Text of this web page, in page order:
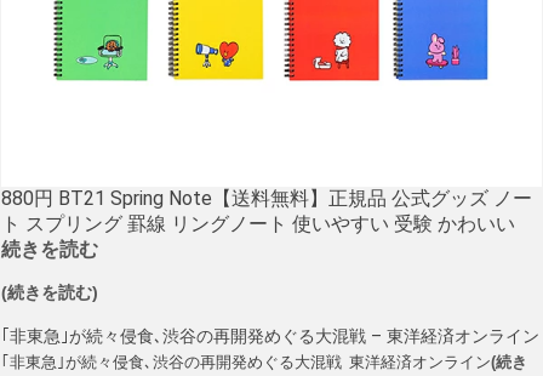
880円 BT21 Spring Note【送料無料】正規品 公式グッズ ノー
ト スプリング 罫線 リングノート 使いやすい 受験 かわいい
続きを読む
(続きを読む)
｢非東急｣が続々侵食､渋谷の再開発めぐる大混戦 – 東洋経済オンライン
｢非東急｣が続々侵食､渋谷の再開発めぐる大混戦 東洋経済オンライン(続き